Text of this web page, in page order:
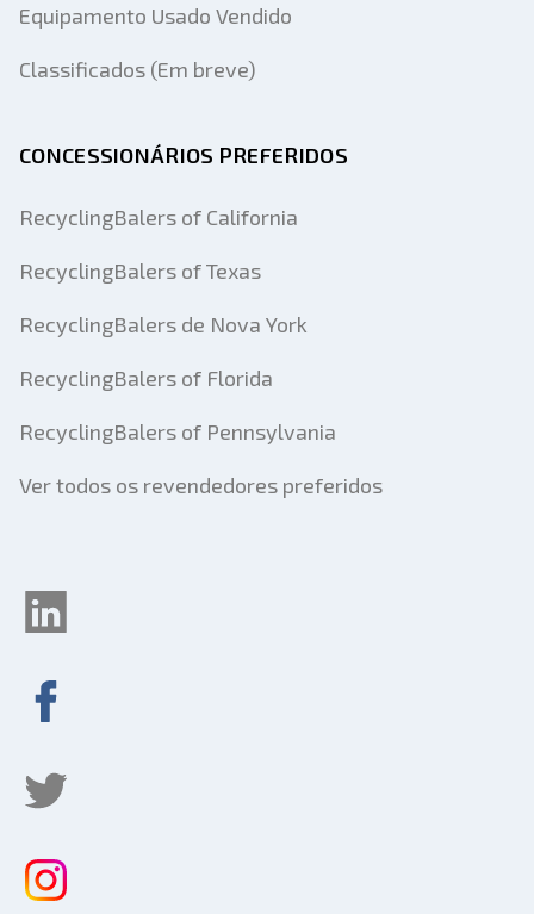
Equipamento Usado Vendido
Classificados (Em breve)
CONCESSIONÁRIOS PREFERIDOS
RecyclingBalers of California
RecyclingBalers of Texas
RecyclingBalers de Nova York
RecyclingBalers of Florida
RecyclingBalers of Pennsylvania
Ver todos os revendedores preferidos